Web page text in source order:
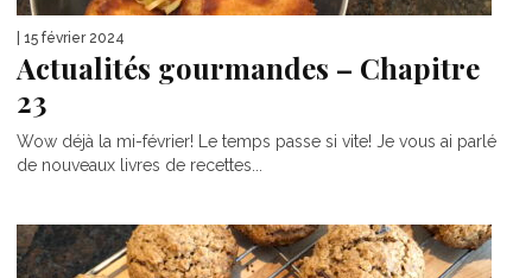
| 15 février 2024
Actualités gourmandes – Chapitre
23
Wow déjà la mi-février! Le temps passe si vite! Je vous ai parlé
de nouveaux livres de recettes...